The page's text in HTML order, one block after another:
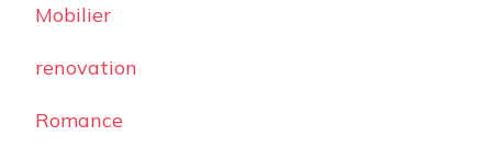
Mobilier
renovation
Romance